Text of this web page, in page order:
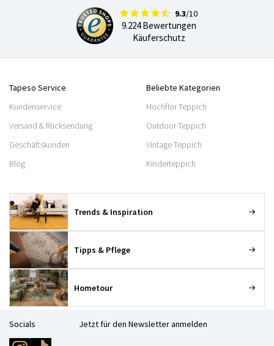
9.3/10
9.224 Bewertungen
Käuferschutz
Tapeso Service
Kundenservice
Versand & Rücksendung
Geschäftskunden
Blog
Beliebte Kategorien
Hochflor Teppich
Outdoor Teppich
Vintage Teppich
Kinderteppich
Trends & Inspiration
Tipps & Pflege
Hometour
Socials Jetzt für den Newsletter anmelden